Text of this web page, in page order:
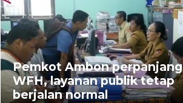
Pemkot Ambon perpanjang
WFH, layanan publik tetap
berjalan normal